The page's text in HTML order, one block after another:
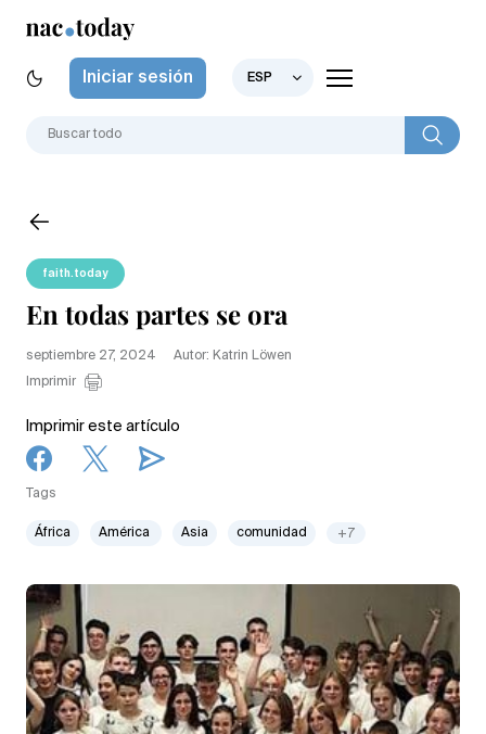
Iniciar sesión ESP
faith.today
En todas partes se ora
septiembre 27, 2024
Autor: Katrin Löwen
Imprimir
Imprimir este artículo
Tags
África América Asia comunidad +7